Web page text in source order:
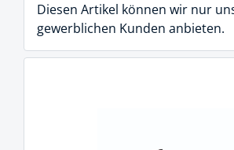
Diesen Artikel können wir nur
gewerblichen Kunden anbieten.